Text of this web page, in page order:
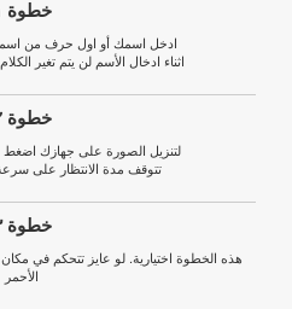
خطوة ١
ادخل اسمك أو اول حرف من
اثناء ادخال الأسم لن يتم تغير
خطوة ٢
لتنزيل الصورة على جهازك اضغط
تتوقف مدة الانتظار على
خطوة ٣
هذه الخطوة اختيارية. لو عايز تتحكم في
الأحمر